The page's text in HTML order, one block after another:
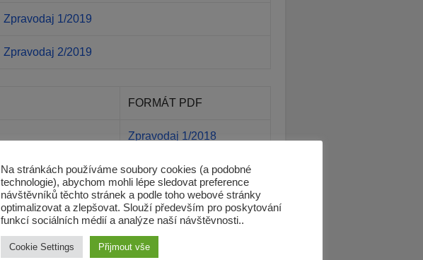
Zpravodaj 1/2019
Zpravodaj 2/2019
FORMÁT PDF
Zpravodaj 1/2018
Zpravodaj 2/2018
FORMÁT PDF
Zpravodaj 1/2017
Na stránkách používáme soubory cookies (a podobné
technologie), abychom mohli lépe sledovat preference
návštěvníků těchto stránek a podle toho webové stránky
optimalizovat a zlepšovat. Slouží především pro poskytování
funkcí sociálních médií a analýze naší návštěvnosti..
Cookie Settings Přijmout vše